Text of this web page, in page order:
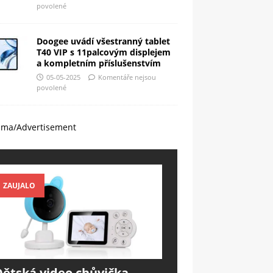
povolené
Doogee uvádí všestranný tablet
T40 VIP s 11palcovým displejem
a kompletním příslušenstvím
05-05-2025
Komentáře nejsou
povolené
Advertisement
ZAUJALO